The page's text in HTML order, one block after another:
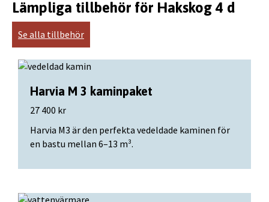
Lämpliga tillbehör för Hakskog 4 d
Se alla tillbehör
Harvia M 3 kaminpaket
27 400 kr
Harvia M3 är den perfekta vedeldade kaminen för
en bastu mellan 6–13 m³.